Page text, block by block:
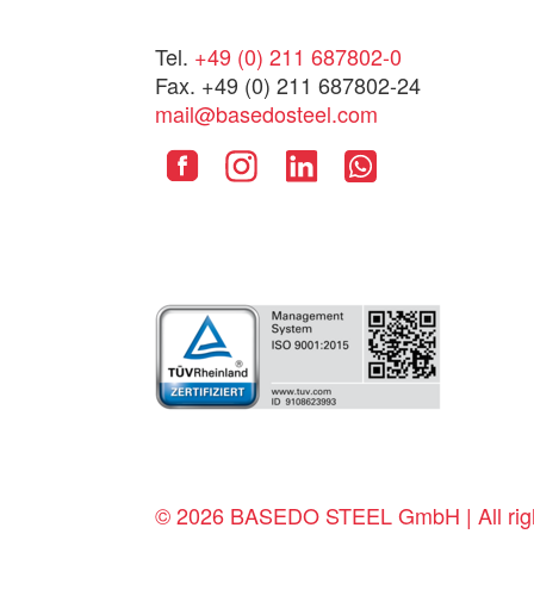
Tel. +49 (0) 211 687802-0
Fax. +49 (0) 211 687802-24
mail@basedosteel.com
© 2026 BASEDO STEEL GmbH | All